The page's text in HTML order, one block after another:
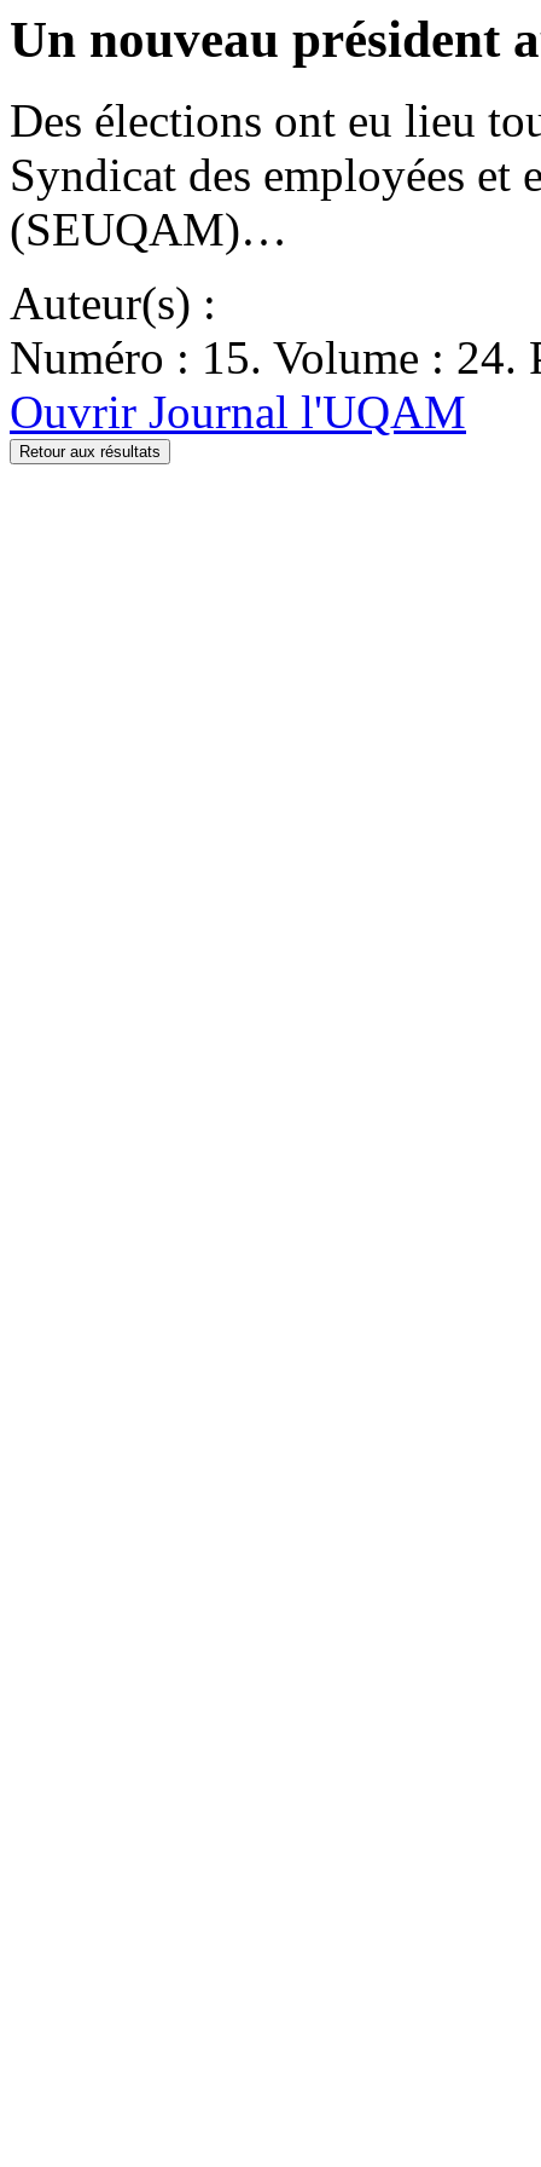
Un nouveau président
Des élections ont eu lieu
Syndicat des employées et
(SEUQAM)…
Auteur(s) :
Numéro : 15. Volume : 24.
Ouvrir Journal l'UQAM
Retour aux résultats